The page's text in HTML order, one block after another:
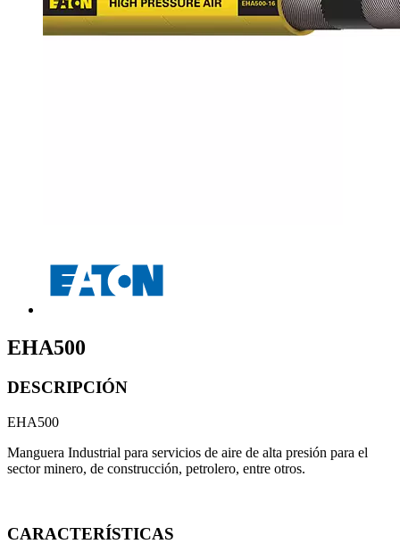
EHA500
DESCRIPCIÓN
EHA500
Manguera Industrial para servicios de aire de alta presión para el
sector minero, de construcción, petrolero, entre otros.
CARACTERÍSTICAS